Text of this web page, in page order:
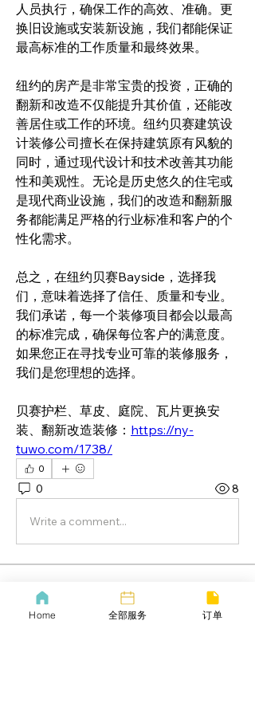
人员执行，确保工作的高效、准确。更
换旧设施或安装新设施，我们都能保证
最高标准的工作质量和最终效果。
纽约的房产是非常宝贵的投资，正确的
翻新和改造不仅能提升其价值，还能改
善居住或工作的环境。纽约贝赛建筑设
计装修公司擅长在保持建筑原有风貌的
同时，通过现代设计和技术改善其功能
性和美观性。无论是历史悠久的住宅或
是现代商业设施，我们的改造和翻新服
务都能满足严格的行业标准和客户的个
性化需求。
总之，在纽约贝赛Bayside，选择我
们，意味着选择了信任、质量和专业。
我们承诺，每一个装修项目都会以最高
的标准完成，确保每位客户的满意度。
如果您正在寻找专业可靠的装修服务，
我们是您理想的选择。
贝赛护栏、草皮、庭院、瓦片更换安
装、翻新改造装修： https://ny-
tuwo.com/1738/
0
0 8
Write a comment...
About
美国生活分享，美国生活经验风向，都
可以发帖到此板块。
Home 全部服务 订单